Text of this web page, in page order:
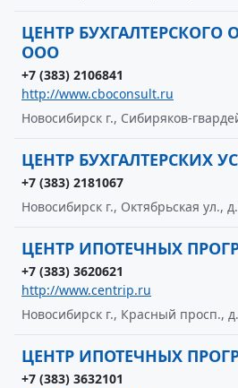
ЦЕНТР
ООО
+7 (383) 2106841
http://www.cboconsult.ru
Новосибирск г., Сибиряков-
ЦЕНТР БУХГАЛТЕРСКИХ
+7 (383) 2181067
Новосибирск г., Октябрьская ул.,
ЦЕНТР ИПОТЕЧНЫХ
+7 (383) 3620621
http://www.centrip.ru
Новосибирск г., Красный просп.,
ЦЕНТР ИПОТЕЧНЫХ
+7 (383) 3632101